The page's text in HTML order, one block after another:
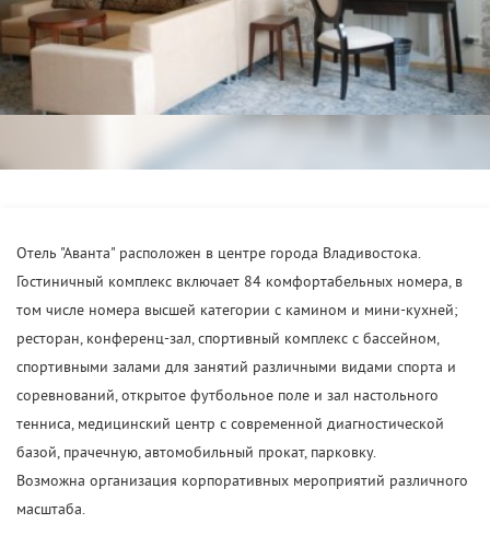
Отель "Аванта" расположен в центре города Владивостока.
Гостиничный комплекс включает 84 комфортабельных номера, в
том числе номера высшей категории с камином и мини-кухней;
ресторан, конференц-зал, спортивный комплекс с бассейном,
спортивными залами для занятий различными видами спорта и
соревнований, открытое футбольное поле и зал настольного
тенниса, медицинский центр с современной диагностической
базой, прачечную, автомобильный прокат, парковку.
Возможна организация корпоративных мероприятий различного
масштаба.